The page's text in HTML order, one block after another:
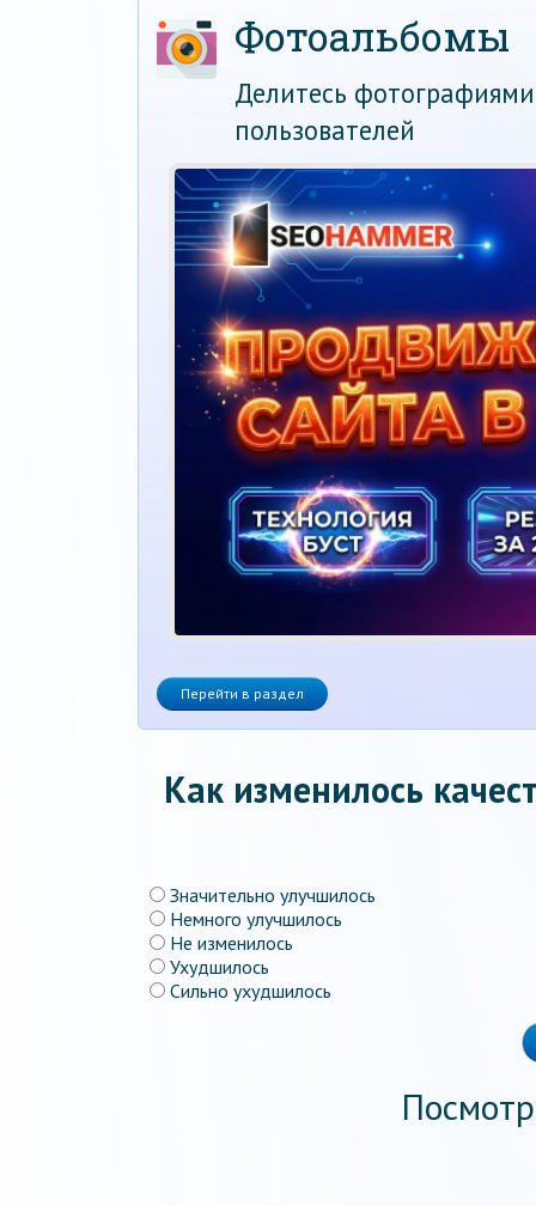
Фотоальбомы
Делитесь
пользователей
Перейти в раздел
Как изменилось
Значительно улучшилось
Немного улучшилось
Не изменилось
Ухудшилось
Сильно ухудшилось